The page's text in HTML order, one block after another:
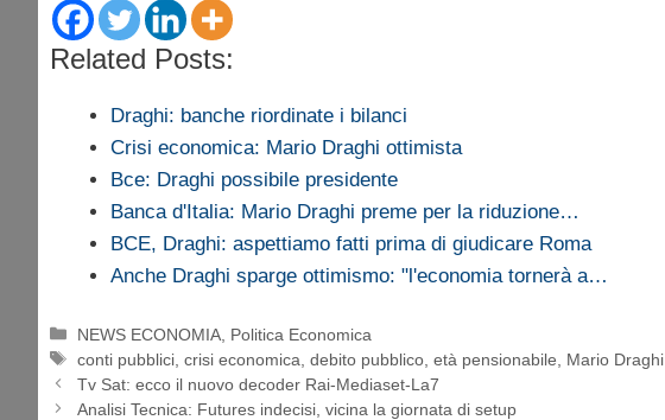
Related Posts:
Draghi: banche riordinate i bilanci
Crisi economica: Mario Draghi ottimista
Bce: Draghi possibile presidente
Banca d'Italia: Mario Draghi preme per la riduzione…
BCE, Draghi: aspettiamo fatti prima di giudicare Roma
Anche Draghi sparge ottimismo: "l'economia tornerà a…
Categorie
NEWS ECONOMIA Politica Economica
Tag
conti pubblici ,crisi economica ,debito pubblico ,età pensionabile
Mario Draghi
Tv Sat: ecco il nuovo decoder Rai-Mediaset-La7
Analisi Tecnica: Futures indecisi, vicina la giornata di setup